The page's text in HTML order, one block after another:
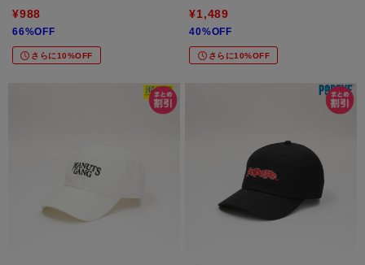
¥988
66%OFF
さらに10%OFF
¥1,489
40%OFF
さらに10%OFF